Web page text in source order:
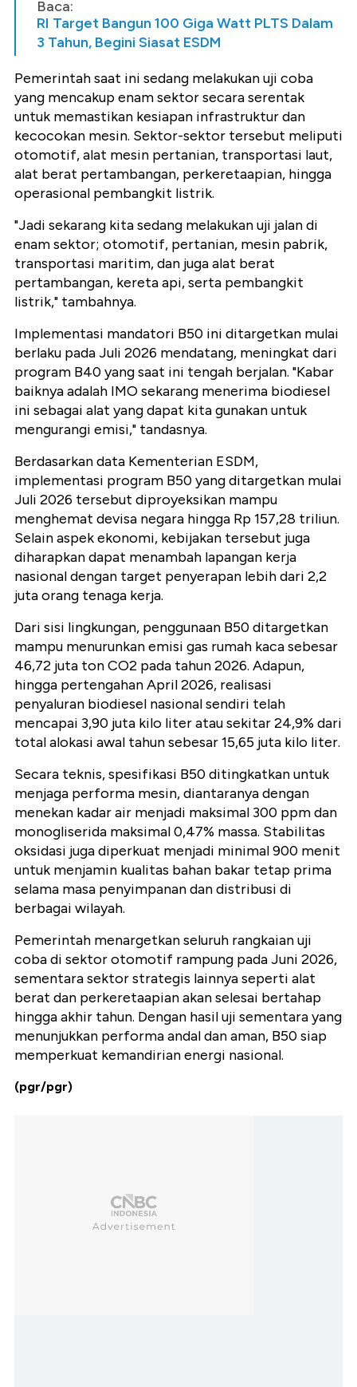
Baca:
RI Target Bangun 100 Giga Watt PLTS Dalam
3 Tahun, Begini Siasat ESDM
Pemerintah saat ini sedang melakukan uji coba
yang mencakup enam sektor secara serentak
untuk memastikan kesiapan infrastruktur dan
kecocokan mesin. Sektor-sektor tersebut meliputi
otomotif, alat mesin pertanian, transportasi laut,
alat berat pertambangan, perkeretaapian, hingga
operasional pembangkit listrik.
"Jadi sekarang kita sedang melakukan uji jalan di
enam sektor; otomotif, pertanian, mesin pabrik,
transportasi maritim, dan juga alat berat
pertambangan, kereta api, serta pembangkit
listrik," tambahnya.
Implementasi mandatori B50 ini ditargetkan mulai
berlaku pada Juli 2026 mendatang, meningkat dari
program B40 yang saat ini tengah berjalan. "Kabar
baiknya adalah IMO sekarang menerima biodiesel
ini sebagai alat yang dapat kita gunakan untuk
mengurangi emisi," tandasnya.
Berdasarkan data Kementerian ESDM,
implementasi program B50 yang ditargetkan mulai
Juli 2026 tersebut diproyeksikan mampu
menghemat devisa negara hingga Rp 157,28 triliun.
Selain aspek ekonomi, kebijakan tersebut juga
diharapkan dapat menambah lapangan kerja
nasional dengan target penyerapan lebih dari 2,2
juta orang tenaga kerja.
Dari sisi lingkungan, penggunaan B50 ditargetkan
mampu menurunkan emisi gas rumah kaca sebesar
46,72 juta ton CO2 pada tahun 2026. Adapun,
hingga pertengahan April 2026, realisasi
penyaluran biodiesel nasional sendiri telah
mencapai 3,90 juta kilo liter atau sekitar 24,9% dari
total alokasi awal tahun sebesar 15,65 juta kilo liter.
Secara teknis, spesifikasi B50 ditingkatkan untuk
menjaga performa mesin, diantaranya dengan
menekan kadar air menjadi maksimal 300 ppm dan
monogliserida maksimal 0,47% massa. Stabilitas
oksidasi juga diperkuat menjadi minimal 900 menit
untuk menjamin kualitas bahan bakar tetap prima
selama masa penyimpanan dan distribusi di
berbagai wilayah.
Pemerintah menargetkan seluruh rangkaian uji
coba di sektor otomotif rampung pada Juni 2026,
sementara sektor strategis lainnya seperti alat
berat dan perkeretaapian akan selesai bertahap
hingga akhir tahun. Dengan hasil uji sementara yang
menunjukkan performa andal dan aman, B50 siap
memperkuat kemandirian energi nasional.
(pgr/pgr)